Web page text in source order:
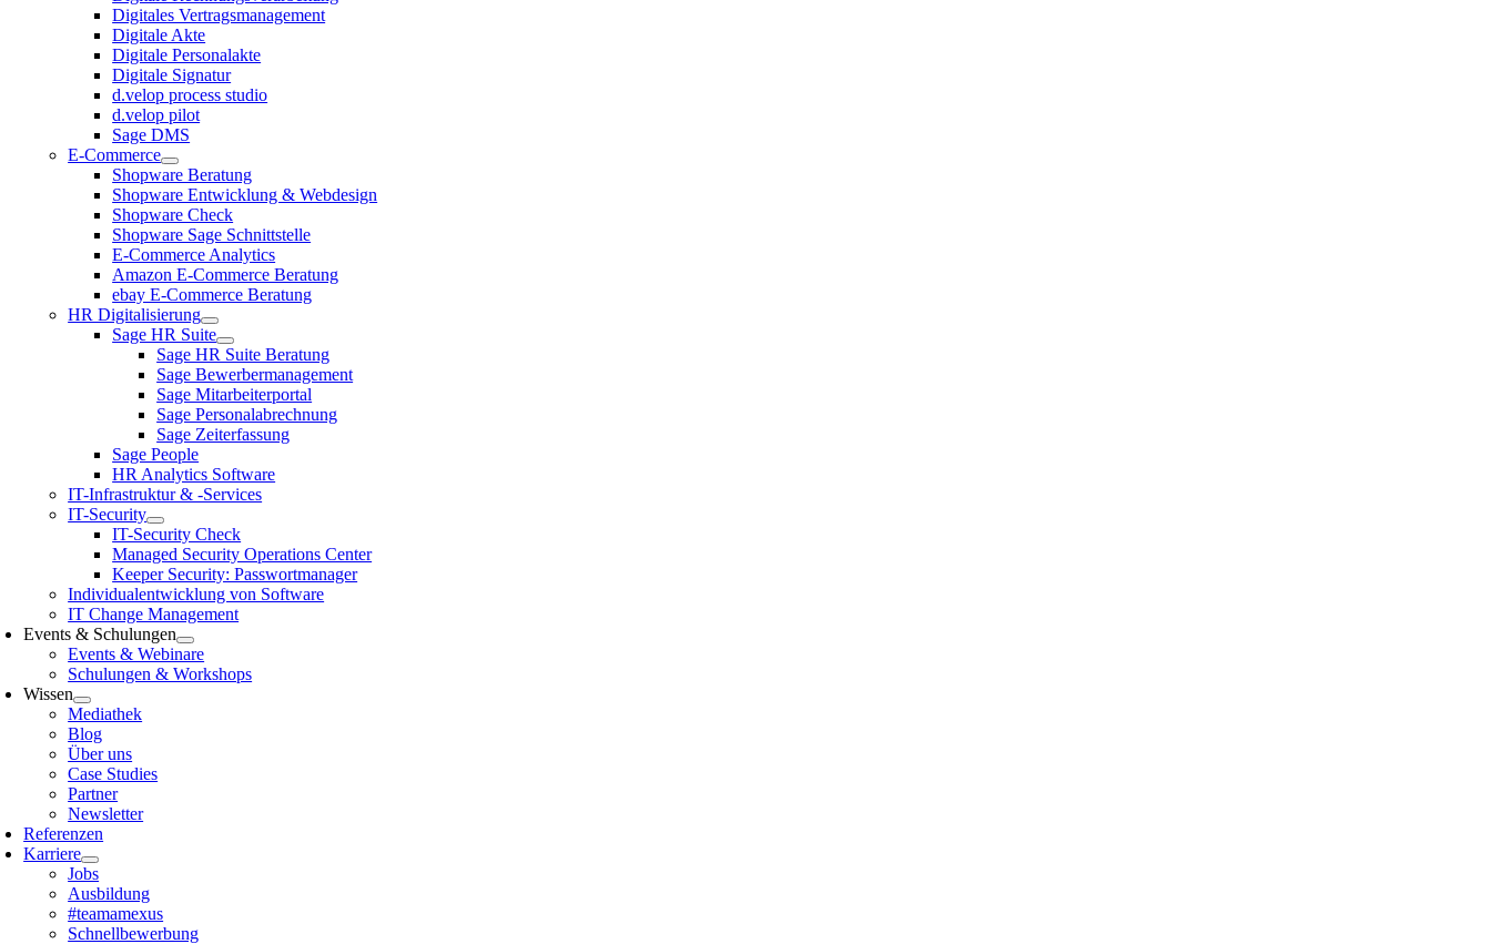
Digitales Vertragsmanagement
Digitale Akte
Digitale Personalakte
Digitale Signatur
d.velop process studio
d.velop pilot
Sage DMS
E-Commerce
Shopware Beratung
Shopware Entwicklung & Webdesign
Shopware Check
Shopware Sage Schnittstelle
E-Commerce Analytics
Amazon E-Commerce Beratung
ebay E-Commerce Beratung
HR Digitalisierung
Sage HR Suite
Sage HR Suite Beratung
Sage Bewerbermanagement
Sage Mitarbeiterportal
Sage Personalabrechnung
Sage Zeiterfassung
Sage People
HR Analytics Software
IT-Infrastruktur & -Services
IT-Security
IT-Security Check
Managed Security Operations Center
Keeper Security: Passwortmanager
Individualentwicklung von Software
IT Change Management
Events & Schulungen
Events & Webinare
Schulungen & Workshops
Wissen
Mediathek
Blog
Über uns
Case Studies
Partner
Newsletter
Referenzen
Karriere
Jobs
Ausbildung
#teamamexus
Schnellbewerbung